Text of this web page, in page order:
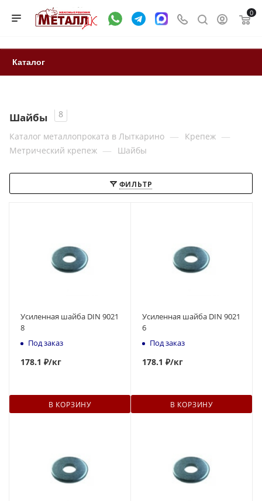
0
Каталог
Шайбы
8
Каталог металлопроката в Лыткарино — Крепеж —
Метрический крепеж — Шайбы
ФИЛЬТР
Усиленная шайба DIN 9021
8
Под заказ
178.1 ₽/кг
В КОРЗИНУ
Усиленная шайба DIN 9021
6
Под заказ
178.1 ₽/кг
В КОРЗИНУ